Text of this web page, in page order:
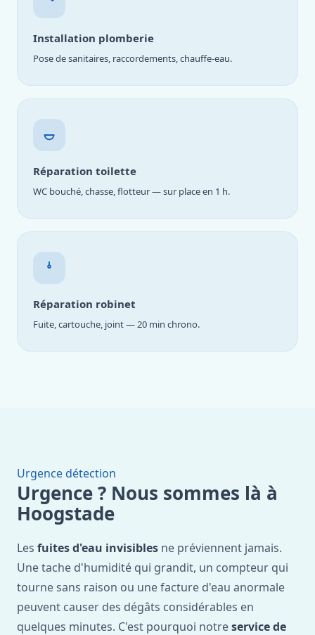
Installation plomberie
Pose de sanitaires, raccordements, chauffe-eau.
Réparation toilette
WC bouché, chasse, flotteur — sur place en 1 h.
Réparation robinet
Fuite, cartouche, joint — 20 min chrono.
Urgence détection
Urgence ? Nous sommes là à
Hoogstade
Les fuites d'eau invisibles ne préviennent jamais.
Une tache d'humidité qui grandit, un compteur qui
tourne sans raison ou une facture d'eau anormale
peuvent causer des dégâts considérables en
quelques minutes. C'est pourquoi notreservice de